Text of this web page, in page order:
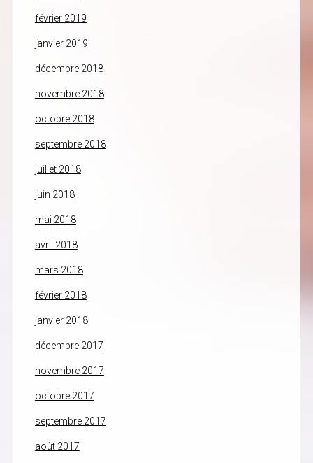
février 2019
janvier 2019
décembre 2018
novembre 2018
octobre 2018
septembre 2018
juillet 2018
juin 2018
mai 2018
avril 2018
mars 2018
février 2018
janvier 2018
décembre 2017
novembre 2017
octobre 2017
septembre 2017
août 2017